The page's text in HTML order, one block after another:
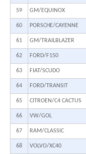
59 GM/EQUINOX
60 PORSCHE/CAYENNE
61 GM/TRAILBLAZER
62 FORD/F150
63 FIAT/SCUDO
64 FORD/TRANSIT
65 CITROEN/C4 CACTUS
66 VW/GOL
67 RAM/CLASSIC
68 VOLVO/XC40